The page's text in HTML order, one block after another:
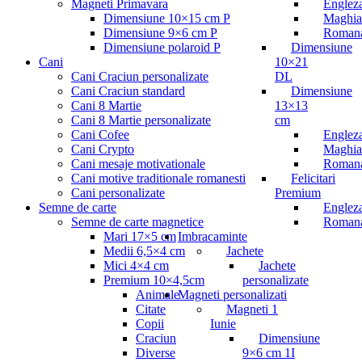
Dimensiune
10×21
DL
Dimensiune
13×13
cm
Felicitari
Premium
Imbracaminte
Jachete
Jachete
personalizate
Magneti personalizati
Magneti 1
Iunie
Dimensiune
9×6 cm 1I
Magneti Primavara
Dimensiune 10×15 cm P
Dimensiune 9×6 cm P
Dimensiune polaroid P
Cani
Cani Craciun personalizate
Cani Craciun standard
Cani 8 Martie
Cani 8 Martie personalizate
Cani Cofee
Cani Crypto
Cani mesaje motivationale
Cani motive traditionale romanesti
Cani personalizate
Semne de carte
Semne de carte magnetice
Mari 17×5 cm
Medii 6,5×4 cm
Mici 4×4 cm
Premium 10×4,5cm
Animale
Citate
Copii
Craciun
Diverse